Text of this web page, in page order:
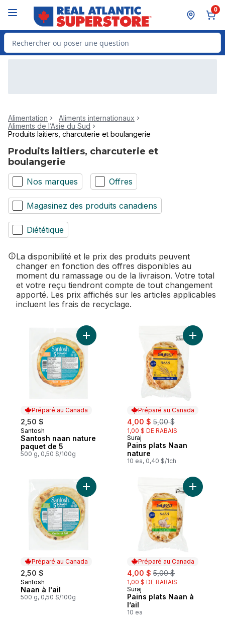
0
Rechercher des produits
Alimentation
Aliments internationaux
Aliments de l’Asie du Sud
Produits laitiers, charcuterie et boulangerie
Produits laitiers, charcuterie et
boulangerie
Nos marques Offres
Magasinez des produits canadiens
Diététique
La disponibilité et le prix des produits peuvent
changer en fonction des offres disponibles au
moment du ramassage ou de la livraison. Votre total
et votre reçu tiendront compte de tout changement
apporté. Les prix affichés sur les articles applicables
incluent les frais de recyclage.
Préparé au Canada
2,50 $
Préparé au Canada
Santosh
Santosh naan nature
paquet de 5
500 g, 0,50 $/100g
Ajouter Santosh naan nature paquet de 5
Préparé au Canada
sale:
4,00 $ , formerly:
5,00 $
1,00 $ DE RABAIS
Préparé au Canada
Suraj
Pains plats Naan
nature
10 ea, 0,40 $/1ch
Ajouter
Préparé au Canada
2,50 $
Préparé au Canada
Santosh
Naan à l'ail
500 g, 0,50 $/100g
Ajouter Naan à l'ail au panier
Préparé au Canada
sale:
4,00 $ , formerly:
5,00 $
1,00 $ DE RABAIS
Préparé au Canada
Suraj
Pains plats Naan à
l’ail
10 ea
Ajouter